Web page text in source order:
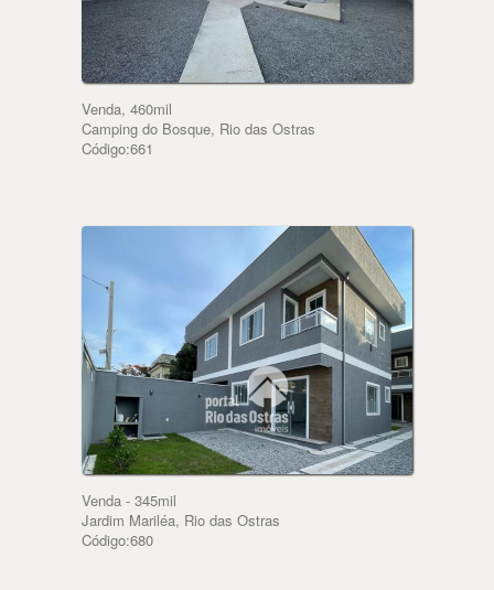
Venda, 460mil
Camping do Bosque, Rio das Ostras
Código:661
Venda - 345mil
Jardim Mariléa, Rio das Ostras
Código:680